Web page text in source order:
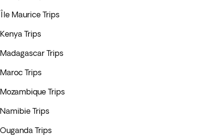
Île Maurice Trips
Kenya Trips
Madagascar Trips
Maroc Trips
Mozambique Trips
Namibie Trips
Ouganda Trips